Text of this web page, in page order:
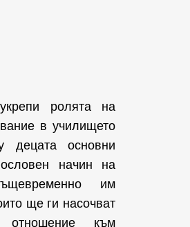
ролята на
в училището
основни
начин на
им
ще ги насочват
отношение към